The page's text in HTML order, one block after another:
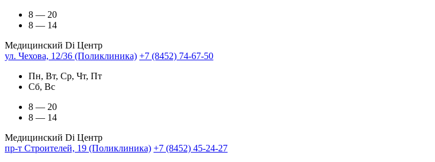
8 — 20
8 — 14
Медицинский Di Центр
ул. Чехова, 12/36 (Поликлиника) +7 (8452) 74-67-50
Пн, Вт, Ср, Чт, Пт
Сб, Вс
8 — 20
8 — 14
Медицинский Di Центр
пр-т Строителей, 19 (Поликлиника) +7 (8452) 45-24-27